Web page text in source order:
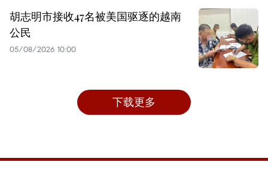
胡志明市接收47名被美国驱逐的越南
公民
05/08/2026 10:00
下载更多